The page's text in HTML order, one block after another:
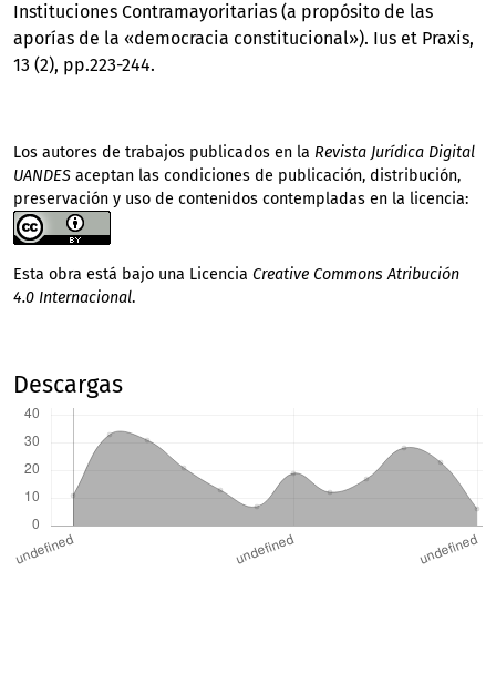
Instituciones Contramayoritarias (a propósito de las
aporías de la «democracia constitucional»). Ius et Praxis,
13 (2), pp.223-244.
Los autores de trabajos publicados en la Revista Jurídica Digital
UANDES aceptan las condiciones de publicación, distribución,
preservación y uso de contenidos contempladas en la licencia:
Esta obra está bajo una Licencia Creative Commons Atribución
4.0 Internacional.
Descargas